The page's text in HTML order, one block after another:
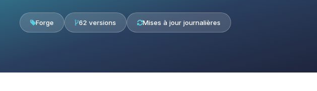
Forge 62 versions Mises à jour journalières